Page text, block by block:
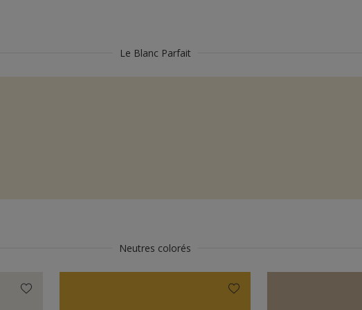
Le Blanc Parfait
Neutres colorés